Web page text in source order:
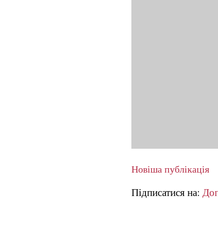
Новіша публікація
Підписатися на: